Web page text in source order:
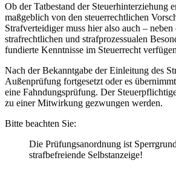
Ob der Tatbestand der Steuerhinterziehung
maßgeblich von den steuerrechtlichen
Strafverteidiger muss hier also auch –
strafrechtlichen und strafprozessualen
fundierte Kenntnisse im Steuerrecht
Nach der Bekanntgabe der Einleitung des
Außenprüfung fortgesetzt oder es
eine Fahndungsprüfung. Der
zu einer Mitwirkung gezwungen werden.
Bitte beachten Sie:
Die Prüfungsanordnung ist
strafbefreiende Selbstanzeige!